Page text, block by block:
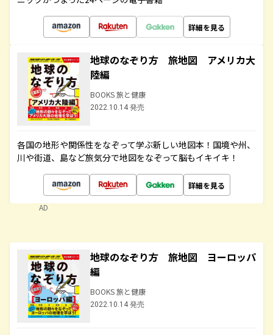
詳細を見る
地球のなぞり方 旅地図 アメリカ大
陸編
BOOKS 旅と健康
2022.10.14 発売
各国の地形や関係性をなぞって学ぶ新しい地図本！国境や州、
川や街道、島など旅気分で地図をなぞって脳もイキイキ！
詳細を見る
AD
地球のなぞり方 旅地図 ヨーロッパ
編
BOOKS 旅と健康
2022.10.14 発売